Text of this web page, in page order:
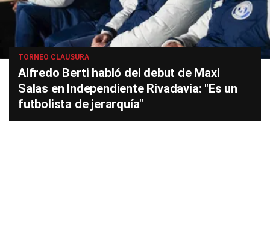
TORNEO CLAUSURA
Alfredo Berti habló del debut de Maxi
Salas en Independiente Rivadavia: "Es un
futbolista de jerarquía"